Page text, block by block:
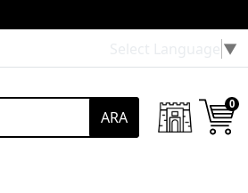
▼
ARA
0